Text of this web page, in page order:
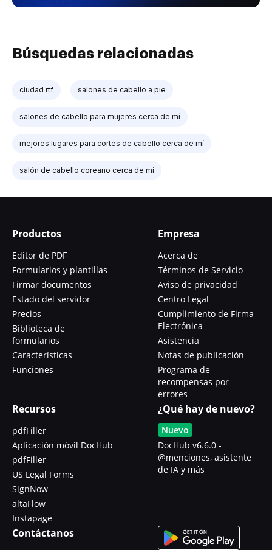
Búsquedas relacionadas
ciudad rtf salones de cabello a pie
salones de cabello para mujeres cerca de mí
mejores lugares para cortes de cabello cerca de mí
salón de cabello coreano cerca de mí
Productos
Editor de PDF
Formularios y plantillas
Firmar documentos
Estado del servidor
Precios
Biblioteca de
formularios
Características
Funciones
Empresa
Acerca de
Términos de Servicio
Aviso de privacidad
Centro Legal
Cumplimiento de Firma
Electrónica
Asistencia
Notas de publicación
Programa de
recompensas por
errores
Recursos
pdfFiller
Aplicación móvil DocHub
pdfFiller
US Legal Forms
SignNow
altaFlow
Instapage
¿Qué hay de nuevo?
Nuevo
DocHub v6.6.0 -
@menciones, asistente
de IA y más
Contáctanos